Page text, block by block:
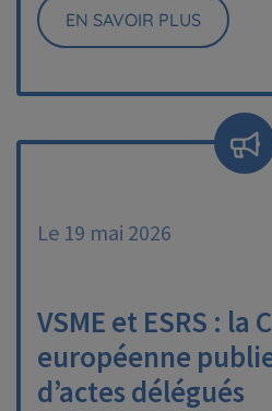
EN SAVOIR PLUS
Le 19 mai 2026
VSME et ESRS : la
européenne
d’actes délégués